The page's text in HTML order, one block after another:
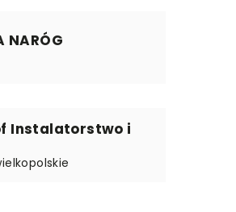
NARÓG
Instalatorstwo i